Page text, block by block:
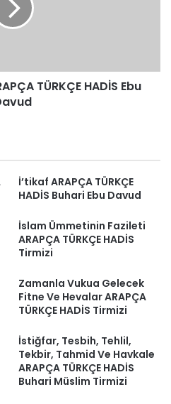
TÜRKÇE HADİS Ebu
İ’tikaf ARAPÇA TÜRKÇE
HADİS Buhari Ebu Davud
İslam Ümmetinin Fazileti
ARAPÇA TÜRKÇE HADİS
Tirmizi
Zamanla Vukua Gelecek
Fitne Ve Hevalar ARAPÇA
TÜRKÇE HADİS Tirmizi
İstiğfar, Tesbih, Tehlil,
Tekbir, Tahmid Ve Havkale
ARAPÇA TÜRKÇE HADİS
Buhari Müslim Tirmizi